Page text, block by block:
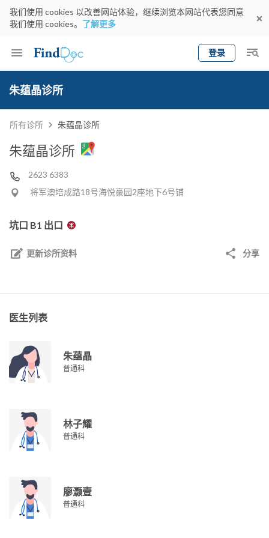
我们使用 cookies 以改善网站体验，继续浏览本网站代表您同意
我们使用 cookies。 了解更多
登录
Keyword
朱蕴晶诊所
所有诊所 朱蕴晶诊所
朱蕴晶诊所
2623 6383
将军澳培成路18号海悦豪园2座地下6号铺
坑口 B1 出口
更新诊所资料 分享
医生列表
朱蕴晶
普通科
林子耀
普通科
廖灏壹
普通科